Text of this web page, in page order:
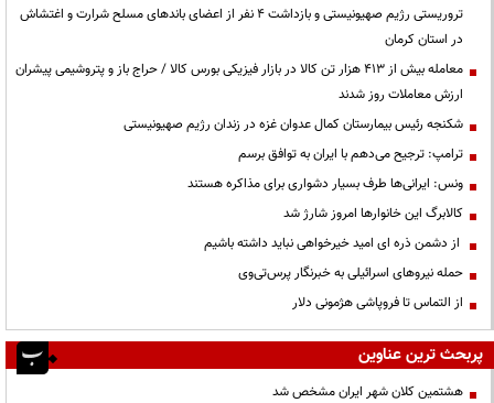
تروریستی رژیم صهیونیستی و بازداشت ۴ نفر از اعضای باندهای مسلح شرارت و اغتشاش
در استان کرمان
معامله بیش از ۴۱۳ هزار تن کالا در بازار فیزیکی بورس کالا / حراج باز و پتروشیمی پیشران
ارزش معاملات روز شدند
شکنجه رئیس بیمارستان کمال عدوان غزه در زندان رژیم صهیونیستی
ترامپ: ترجیح می‌دهم با ایران به توافق برسم
ونس: ایرانی‌ها طرف بسیار دشواری برای مذاکره هستند
کالابرگ این خانوارها امروز شارژ شد
از دشمن ذره ای امید خیرخواهی نباید داشته باشیم
حمله نیروهای اسرائیلی به خبرنگار پرس‌تی‌وی
از التماس تا فروپاشی هژمونی دلار
پربحث ترین عناوین
هشتمین کلان شهر ایران مشخص شد